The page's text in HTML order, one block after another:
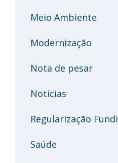
Meio Ambiente
Modernização
Nota de pesar
Notícias
Regularização
Saúde